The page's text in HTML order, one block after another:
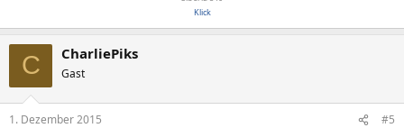
Klick
C CharliePiks
Gast
1. Dezember 2015 #5